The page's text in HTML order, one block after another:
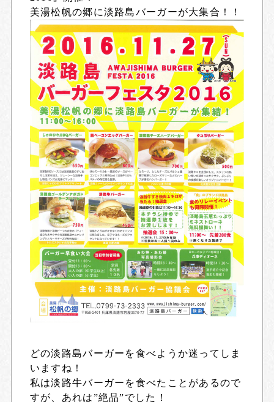
美湯松帆の郷に淡路島バーガーが大集合！！
どの淡路島バーガーを食べようか迷ってしま
いますね！
私は淡路牛バーガーを食べたことがあるので
すが、あれは”絶品”でした！